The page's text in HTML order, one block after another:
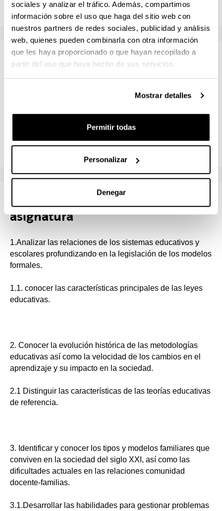
sociales y analizar el tráfico. Además, compartimos
información sobre el uso que haga del sitio web con
nuestros partners de redes sociales, publicidad y análisis
web, quienes pueden combinarla con otra información
que les haya proporcionado o que hayan recopilado a
partir del uso que haya hecho de sus servicios.
Mostrar detalles
Permitir todas
Personalizar
Denegar
Sistemas de evaluación
Ponderación mínima
Examen escrito 50.0 % 75.0 %
Resultados del aprendizaje de la
asignatura
1.Analizar las relaciones de los sistemas educativos y
escolares profundizando en la legislación de los modelos
formales.
1.1. conocer las características principales de las leyes
educativas.
2. Conocer la evolución histórica de las metodologías
educativas así como la velocidad de los cambios en el
aprendizaje y su impacto en la sociedad.
2.1 Distinguir las características de las teorías educativas
de referencia.
3. Identificar y conocer los tipos y modelos familiares que
conviven en la sociedad del siglo XXI, así como las
dificultades actuales en las relaciones comunidad
docente-familias.
3.1.Desarrollar las habilidades para gestionar problemas